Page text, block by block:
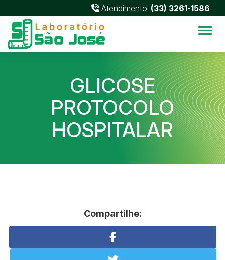
Atendimento: (33) 3261-1586
GLICOSE
PROTOCOLO
HOSPITALAR
Compartilhe: